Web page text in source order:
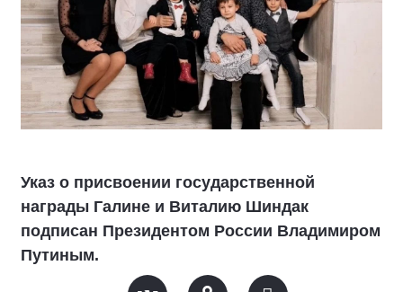
Указ о присвоении государственной
награды Галине и Виталию Шиндак
подписан Президентом России Владимиром
Путиным.